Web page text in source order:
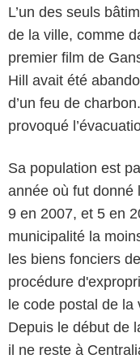
L’un des seuls
de la ville, comme
premier film de
Hill avait été
d’un feu de
provoqué
Sa population est
année où fut donné
9 en 2007, et 5 en
municipalité la
les biens fonciers
procédure
le code postal de la
Depuis le début de
il ne reste à